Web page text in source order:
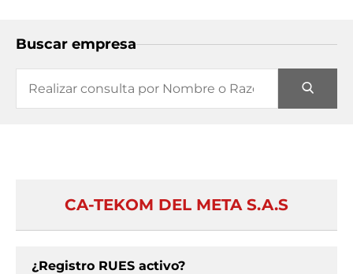
Buscar empresa
CA-TEKOM DEL META S.A.S
¿Registro RUES activo?